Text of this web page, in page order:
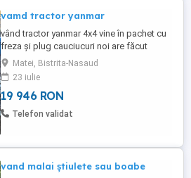
vamd tractor yanmar
vând tractor yanmar 4x4 vine în pachet cu
freza și plug cauciucuri noi are făcut
schimbul de ulei faruri semnalizari
funcționează tot ideal pentru gospodărie
vie sau livadă ! preti 3800 pentru mai multe
detali
Matei, Bistrita-Nasaud
23 iulie
19 946 RON
Telefon validat
vand malai știulete sau boabe